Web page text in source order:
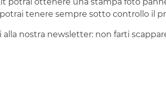
tenere sempre sotto controllo il
alla nostra newsletter: non farti